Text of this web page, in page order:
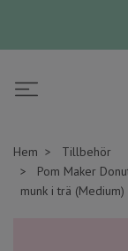
Hem
Tillbehör
Pom Maker
munk i trä (Medium)